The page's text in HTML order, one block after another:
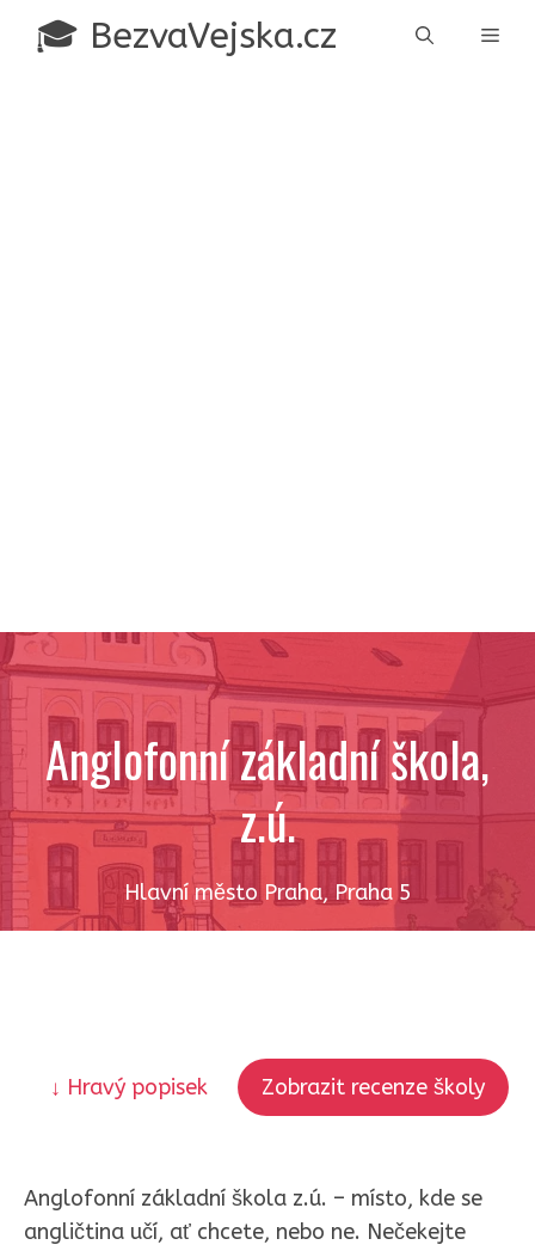
Přeskočit🎓 BezvaVejska.cz
Anglofonní základní škola,
z.ú.
Hlavní město Praha, Praha 5
↓ Hravý popisek Zobrazit recenze školy
Anglofonní základní škola z.ú. – místo, kde se
angličtina učí, ať chcete, nebo ne. Nečekejte